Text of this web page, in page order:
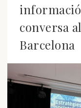
conversa
Barcelona